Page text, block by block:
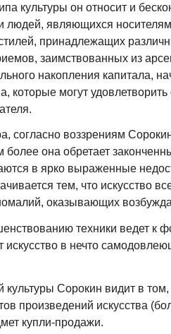
культуры он относит и
людей, являющихся
принадлежащих
заимствованных из
накопления капитала,
которые могут
согласно воззрениям
она обретает
в ярко выраженные
тем, что искусство
оказывающих
техники ведет к
в нечто
культуры Сорокин видит в
произведений искусства
купли-продажи.